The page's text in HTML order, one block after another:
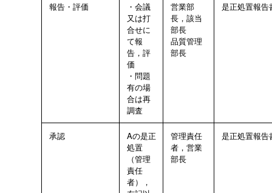
報告・評価
・会議
又は打
合せに
て報
告，評
価
・問題
有の場
合は再
調査
営業部
長，該当
部長
品質管理
部長
是正処置報告
承認
Aの是正
処置
（管理
責任
者），
管理責任
者，営業
部長
是正処置報告